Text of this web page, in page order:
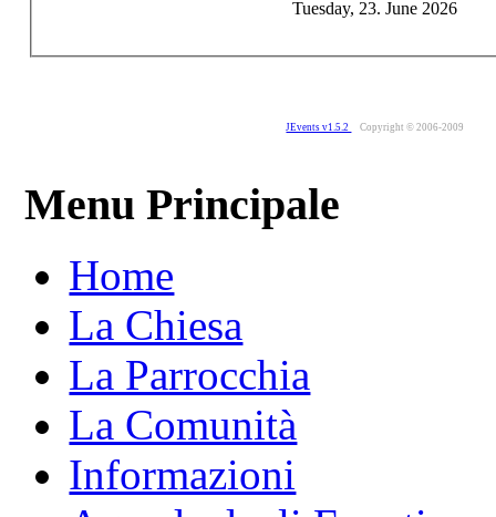
Tuesday, 23. June 2026
JEvents v1.5.2 Copyright © 2006-2009
Menu Principale
Home
La Chiesa
La Parrocchia
La Comunità
Informazioni